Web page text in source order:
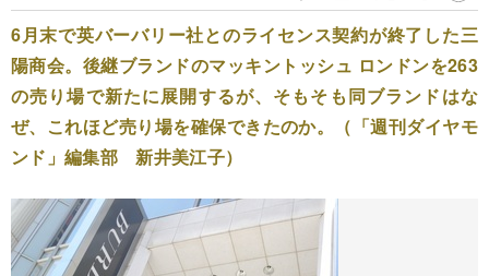
6月末で英バーバリー社とのライセンス契約が終了した三
陽商会。後継ブランドのマッキントッシュ ロンドンを263
の売り場で新たに展開するが、そもそも同ブランドはな
ぜ、これほど売り場を確保できたのか。（「週刊ダイヤモ
ンド」編集部 新井美江子）